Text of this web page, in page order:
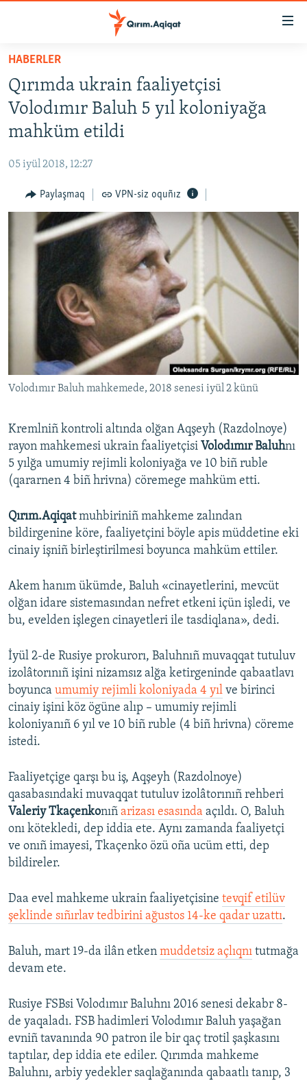
Esas
qaytmaq
Baş
navigatsiyağa
qaytmaq
Qıdıruvğa
qaytmaq
HABERLER
SİYASET
İQTİSADİYAT
MEDENİYET
İNSAN AQLARI
VİDEO
SÜRET
BLOGLAR
Українською
QOŞULIÑIZ!
RFE/RS bütün saytları
HABERLER
Qırımda ukrain faaliyetçisi
Volodımır Baluh 5 yıl koloniyağa
mahküm etildi
05 iyül 2018, 12:27
Paylaşmaq VPN-siz oquñız
Volodımır Baluh mahkemede, 2018 senesi iyül 2 künü
Kremlniñ kontroli altında olğan Aqşeyh (Razdolnoye)
rayon mahkemesi ukrain faaliyetçisi Volodımır Baluhnı
5 yılğa umumiy rejimli koloniyağa ve 10 biñ ruble
(qararnen 4 biñ hrivna) cöremege mahküm etti.
Qırım.Aqiqatmuhbiriniñ mahkeme zalından
bildirgenine köre, faaliyetçini böyle apis müddetine eki
cinaiy işniñ birleştirilmesi boyunca mahküm ettiler.
Akem hanım ükümde, Baluh «cinayetlerini, mevcüt
olğan idare sistemasından nefret etkeni içün işledi, ve
bu, evelden işlegen cinayetleri ile tasdiqlana», dedi.
İyül 2-de Rusiye prokurorı, Baluhnıñ muvaqqat tutuluv
izolâtorınıñ işini nizamsız alğa ketirgeninde qabaatlavı
boyunca umumiy rejimli koloniyada 4 yıl ve birinci
cinaiy işini köz ögüne alıp – umumiy rejimli
koloniyanıñ 6 yıl ve 10 biñ ruble (4 biñ hrivna) cöreme
istedi.
Faaliyetçige qarşı bu iş, Aqşeyh (Razdolnoye)
qasabasındaki muvaqqat tutuluv izolâtorınıñ rehberi
Valeriy Tkaçenkonıñ arizası esasında açıldı. O, Baluh
onı kötekledi, dep iddia ete. Aynı zamanda faaliyetçi
ve onıñ imayesi, Tkaçenko özü oña ucüm etti, dep
bildireler.
Daa evel mahkeme ukrain faaliyetçisine tevqif etilüv
şeklinde sıñırlav tedbirini ağustos 14-ke qadar uzattı.
Baluh, mart 19-da ilân etken muddetsiz açlıqnı tutmağa
devam ete.
Rusiye FSBsi Volodımır Baluhnı 2016 senesi dekabr 8-
de yaqaladı. FSB hadimleri Volodımır Baluh yaşağan
evniñ tavanında 90 patron ile bir qaç trotil şaşkasını
taptılar, dep iddia ete ediler. Qırımda mahkeme
Baluhnı, arbiy yedekler saqlağanında qabaatlı tanıp, 3